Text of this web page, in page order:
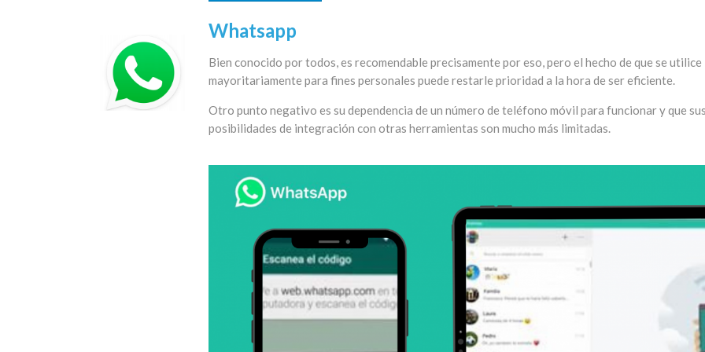
Whatsapp
Bien conocido por todos, es recomendable precisamente por eso, pero el hecho de que se utilice
mayoritariamente para fines personales puede restarle prioridad a la hora de ser eficiente.
Otro punto negativo es su dependencia de un número de teléfono móvil para funcionar y que
posibilidades de integración con otras herramientas son mucho más limitadas.